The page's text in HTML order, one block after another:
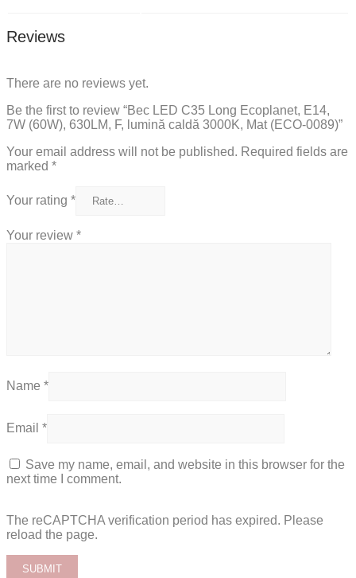
Reviews
There are no reviews yet.
Be the first to review “Bec LED C35 Long Ecoplanet, E14,
7W (60W), 630LM, F, lumină caldă 3000K, Mat (ECO-0089)”
Your email address will not be published. Required fields are
marked *
Your rating *
Your review *
Name *
Email *
Save my name, email, and website in this browser for the
next time I comment.
The reCAPTCHA verification period has expired. Please
reload the page.